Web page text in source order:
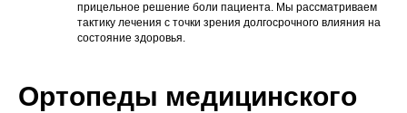
прицельное решение боли пациента. Мы рассматриваем
тактику лечения с точки зрения долгосрочного влияния на
состояние здоровья.
Ортопеды медицинского